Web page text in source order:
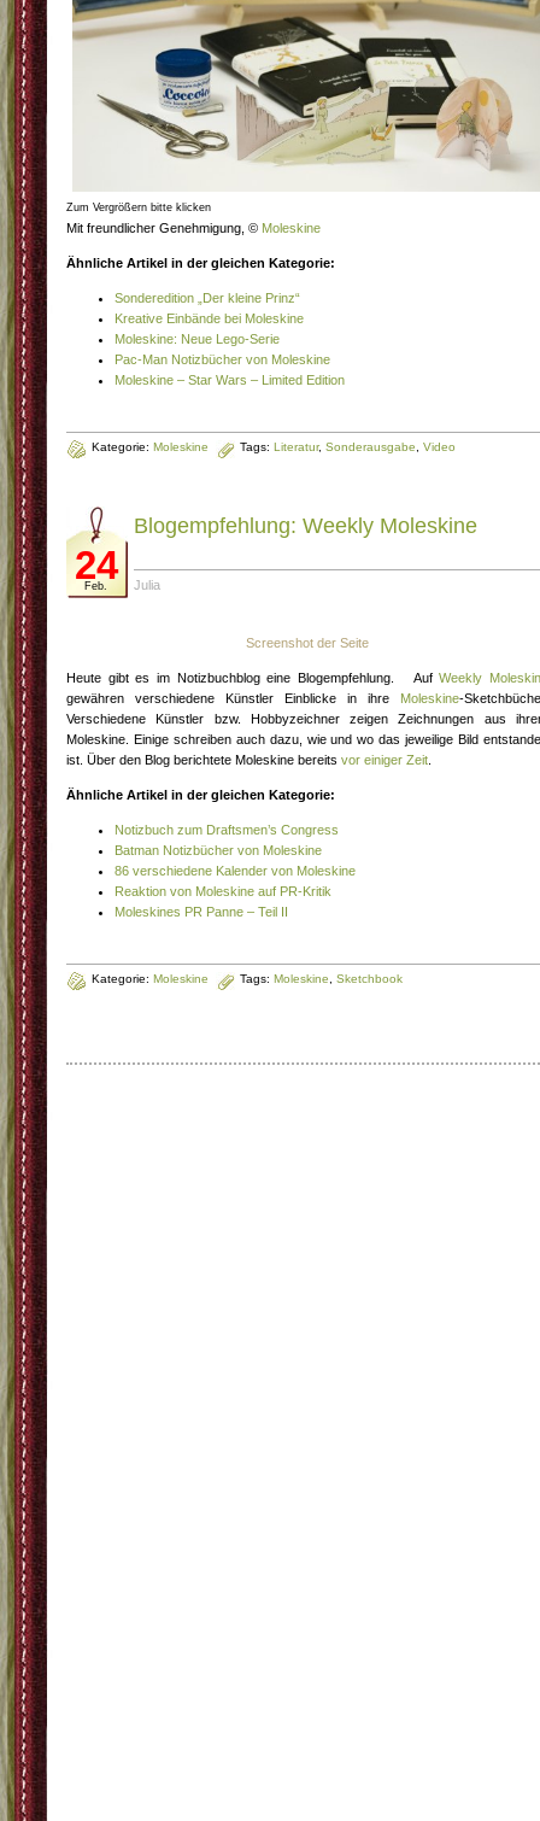
Zum Vergrößern bitte klicken
Mit freundlicher Genehmigung, © Moleskine
Ähnliche Artikel in der gleichen Kategorie:
Sonderedition „Der kleine Prinz“
Kreative Einbände bei Moleskine
Moleskine: Neue Lego-Serie
Pac-Man Notizbücher von Moleskine
Moleskine – Star Wars – Limited Edition
Kategorie: Moleskine Tags: Literatur, Sonderausgabe Video
24
Feb.
Blogempfehlung: Weekly Moleskine
Julia
Screenshot der Seite
Heute gibt es im Notizbuchblog eine Blogempfehlung. AufWeekly
gewähren verschiedene Künstler Einblicke in ihre Moleskine-
Verschiedene Künstler bzw. Hobbyzeichner zeigen Zeichnungen aus
Moleskine. Einige schreiben auch dazu, wie und wo das jeweilige Bild
ist. Über den Blog berichtete Moleskine bereits vor einiger Zeit
Ähnliche Artikel in der gleichen Kategorie:
Notizbuch zum Draftsmen’s Congress
Batman Notizbücher von Moleskine
86 verschiedene Kalender von Moleskine
Reaktion von Moleskine auf PR-Kritik
Moleskines PR Panne – Teil II
Kategorie: Moleskine Tags: Moleskine Sketchbook